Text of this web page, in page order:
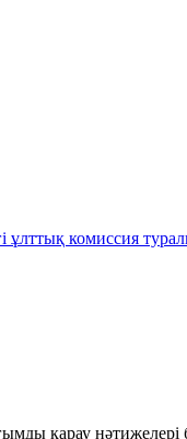
ұлттық комиссия
қарау